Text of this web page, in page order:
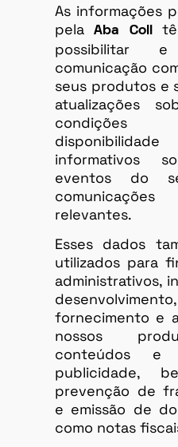
As informações
pelaAba Coll
possibilitar
comunicação
seus produtos e
atualizações
condições
informativos
eventos do
relevantes.
Esses dados
utilizados para
administrativos,
fornecimento e
nossos
conteúdos e
publicidade,
prevenção de
e emissão de
como notas